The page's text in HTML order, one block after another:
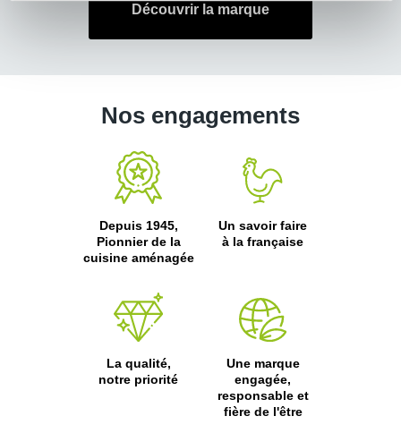
Découvrir la marque
Nos engagements
Depuis 1945,
Pionnier de la
cuisine aménagée
Un savoir faire
à la française
La qualité,
notre priorité
Une marque
engagée,
responsable et
fière de l'être